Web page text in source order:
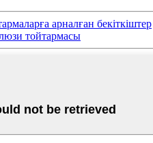
арналған бекіткіштер
тойтармасы